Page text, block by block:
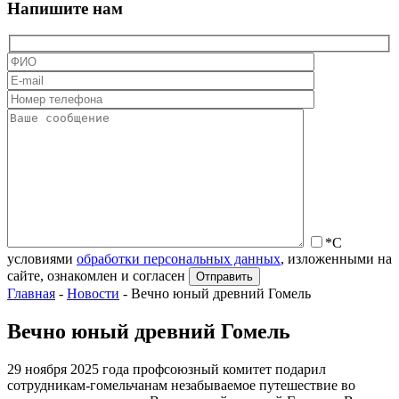
Напишите нам
*С
условиями обработки персональных данных, изложенными на
сайте, ознакомлен и согласен
Главная - Новости - Вечно юный древний Гомель
Вечно юный древний Гомель
29 ноября 2025 года профсоюзный комитет подарил
сотрудникам-гомельчанам незабываемое путешествие во